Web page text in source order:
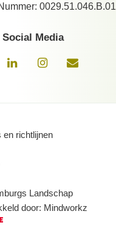
0029.51.046.B.01
Media
richtlijnen
Landschap
door: Mindworkz